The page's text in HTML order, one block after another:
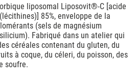
liposomal Liposovit®-C [acide
85%, enveloppe de la
(sels de magnésium
Fabriqué dans un atelier qui
céréales contenant du gluten, du
à coque, du céleri, du poisson, des
soufre.